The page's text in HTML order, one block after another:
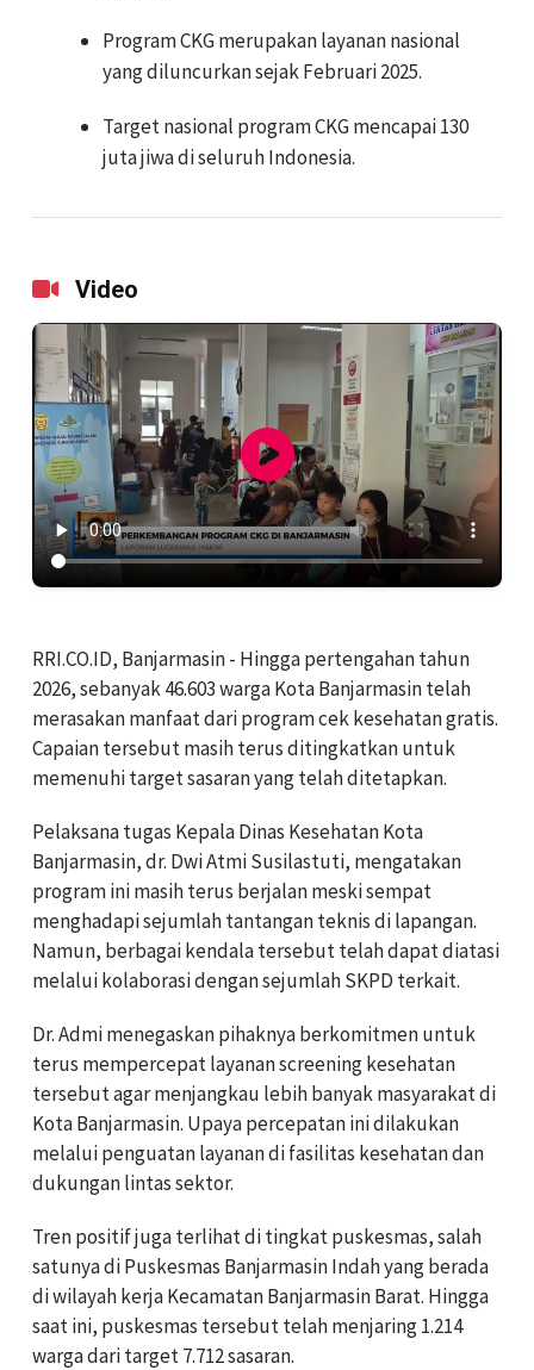
Program CKG merupakan layanan nasional
yang diluncurkan sejak Februari 2025.
Target nasional program CKG mencapai 130
juta jiwa di seluruh Indonesia.
Video
RRI.CO.ID, Banjarmasin - Hingga pertengahan tahun
2026, sebanyak 46.603 warga Kota Banjarmasin telah
merasakan manfaat dari program cek kesehatan gratis.
Capaian tersebut masih terus ditingkatkan untuk
memenuhi target sasaran yang telah ditetapkan.
Pelaksana tugas Kepala Dinas Kesehatan Kota
Banjarmasin, dr. Dwi Atmi Susilastuti, mengatakan
program ini masih terus berjalan meski sempat
menghadapi sejumlah tantangan teknis di lapangan.
Namun, berbagai kendala tersebut telah dapat diatasi
melalui kolaborasi dengan sejumlah SKPD terkait.
Dr. Admi menegaskan pihaknya berkomitmen untuk
terus mempercepat layanan screening kesehatan
tersebut agar menjangkau lebih banyak masyarakat di
Kota Banjarmasin. Upaya percepatan ini dilakukan
melalui penguatan layanan di fasilitas kesehatan dan
dukungan lintas sektor.
Tren positif juga terlihat di tingkat puskesmas, salah
satunya di Puskesmas Banjarmasin Indah yang berada
di wilayah kerja Kecamatan Banjarmasin Barat. Hingga
saat ini, puskesmas tersebut telah menjaring 1.214
warga dari target 7.712 sasaran.